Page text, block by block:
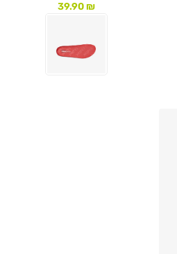
39.90₪